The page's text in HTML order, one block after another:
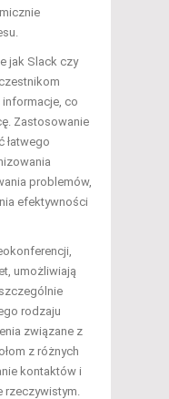
jak Slack czy
informacje, co
Zastosowanie
łatwego
problemów,
efektywności
umożliwiają
rodzaju
związane z
z różnych
kontaktów i